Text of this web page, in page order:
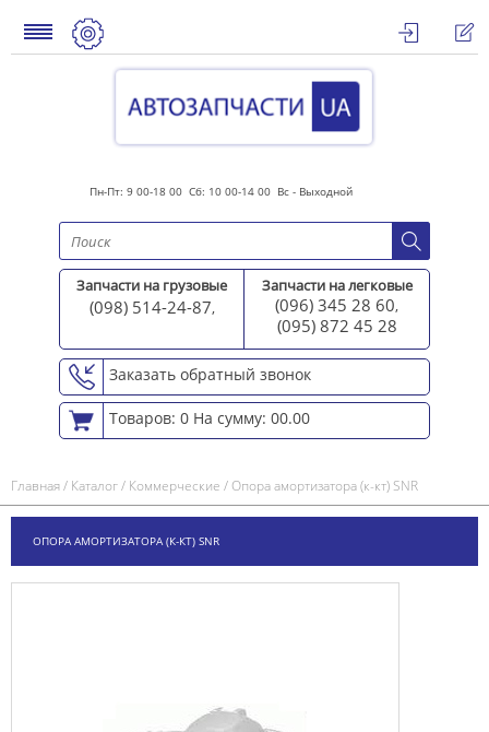
Пн-Пт: 9 00-18 00 Сб: 10 00-14 00 Вс - Выходной
Запчасти на грузовые
(098) 514-24-87,
Запчасти на легковые
(096) 345 28 60,
(095) 872 45 28
Заказать обратный звонок
Товаров: 0 На сумму: 00.00
Главная/ Каталог/ Коммерческие /Опора амортизатора (к-кт) SNR
ОПОРА АМОРТИЗАТОРА (К-КТ) SNR